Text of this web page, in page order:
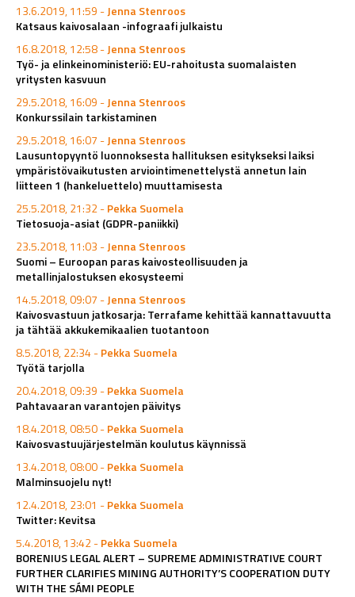
13.6.2019, 11:59 -Jenna Stenroos
Katsaus kaivosalaan -infograafi julkaistu
16.8.2018, 12:58 -Jenna Stenroos
Työ- ja elinkeinoministeriö: EU-rahoitusta suomalaisten
yritysten kasvuun
29.5.2018, 16:09 -Jenna Stenroos
Konkurssilain tarkistaminen
29.5.2018, 16:07 -Jenna Stenroos
Lausuntopyyntö luonnoksesta hallituksen esitykseksi laiksi
ympäristövaikutusten arviointimenettelystä annetun lain
liitteen 1 (hankeluettelo) muuttamisesta
25.5.2018, 21:32 -Pekka Suomela
Tietosuoja-asiat (GDPR-paniikki)
23.5.2018, 11:03 -Jenna Stenroos
Suomi – Euroopan paras kaivosteollisuuden ja
metallinjalostuksen ekosysteemi
14.5.2018, 09:07 -Jenna Stenroos
Kaivosvastuun jatkosarja: Terrafame kehittää kannattavuutta
ja tähtää akkukemikaalien tuotantoon
8.5.2018, 22:34 -Pekka Suomela
Työtä tarjolla
20.4.2018, 09:39 -Pekka Suomela
Pahtavaaran varantojen päivitys
18.4.2018, 08:50 -Pekka Suomela
Kaivosvastuujärjestelmän koulutus käynnissä
13.4.2018, 08:00 -Pekka Suomela
Malminsuojelu nyt!
12.4.2018, 23:01 -Pekka Suomela
Twitter: Kevitsa
5.4.2018, 13:42 -Pekka Suomela
BORENIUS LEGAL ALERT – SUPREME ADMINISTRATIVE COURT
FURTHER CLARIFIES MINING AUTHORITY’S COOPERATION DUTY
WITH THE SÁMI PEOPLE